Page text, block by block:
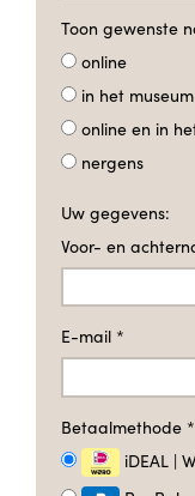
Toon gewenste
online
in het museum
online en in
nergens
Uw gegevens:
Voor- en
E-mail *
Betaalmethode *
iDEAL |